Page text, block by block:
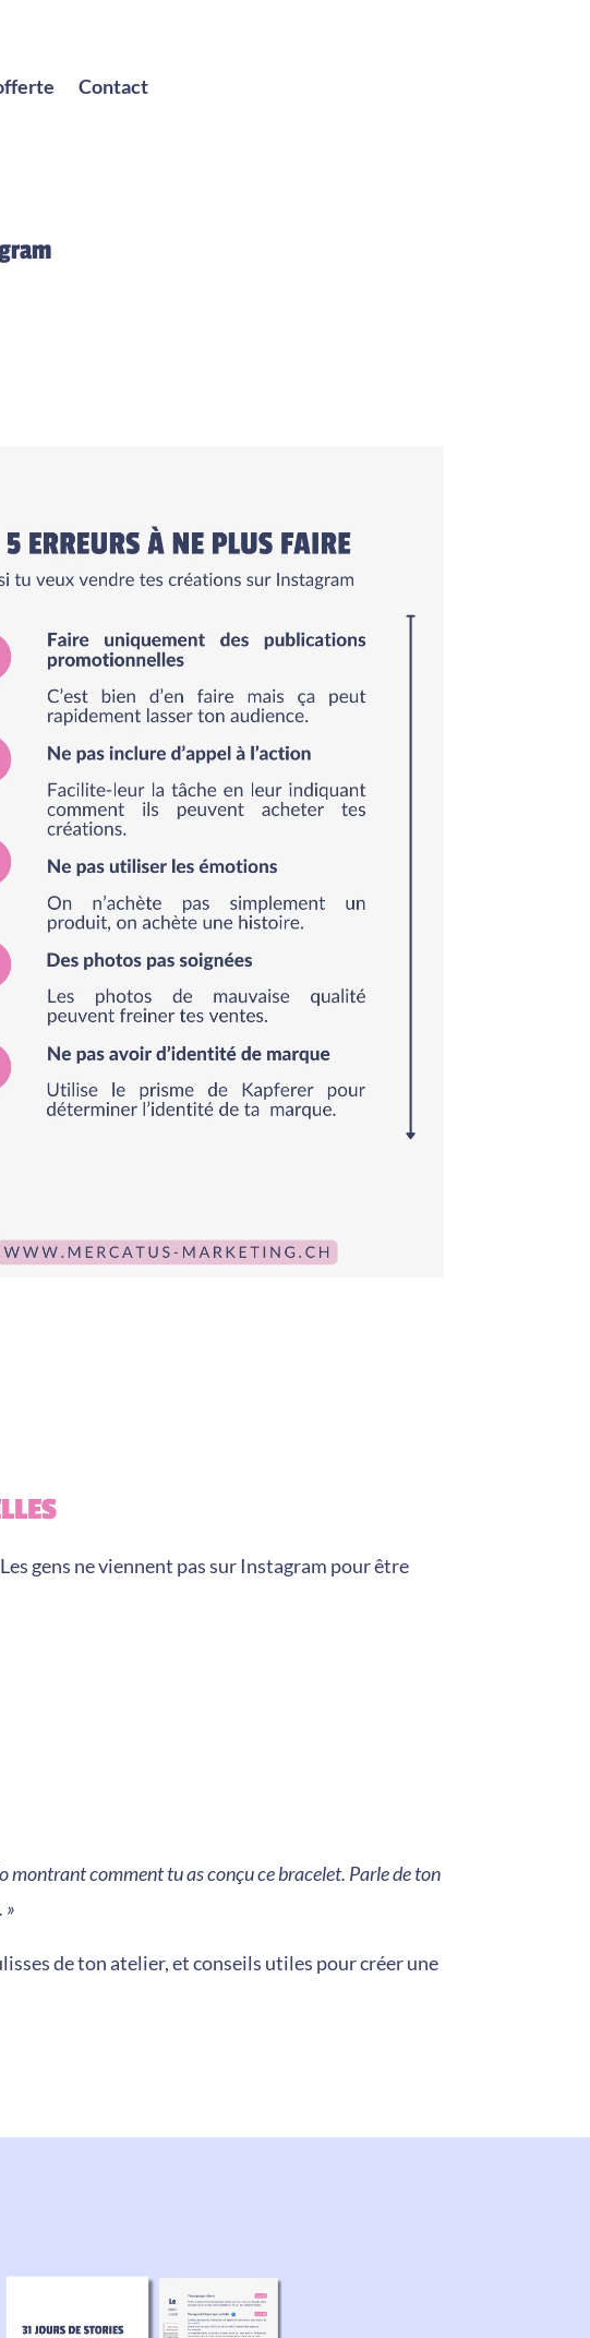
Contact
gens ne viennent pas sur Instagram pour être
montrant comment tu as conçu ce bracelet. Parle de ton
»
de ton atelier, et conseils utiles pour créer une